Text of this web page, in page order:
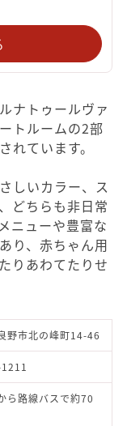
ナトゥールヴァ
トルームの2部
れています。
しいカラー、ス
どちらも非日常
ニューや豊富な
り、赤ちゃん用
りあわてたりせ
野市北の峰町14-46
ら路線バスで約70